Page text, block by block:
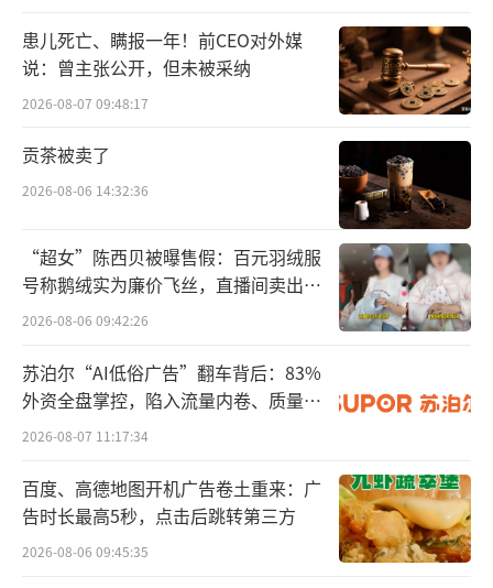
弗若斯特沙利文报告显示，按2022年普洱
茶产品产生的收入计算，普洱澜沧是中国第三
大普洱茶公司，市场占有率为2.4%，前两名分
4%的中茶。
并且，茶行业，特别是普洱茶的发展空间
巨大。
患儿死亡、瞒报一年！前CEO对外媒
说：曾主张公开，但未被采纳
2026-08-07 09:48:17
贡茶被卖了
2026-08-06 14:32:36
“超女”陈西贝被曝售假：百元羽绒服
号称鹅绒实为廉价飞丝，直播间卖出超
百万元
2026-08-06 09:42:26
苏泊尔“AI低俗广告”翻车背后：83%
外资全盘掌控，陷入流量内卷、质量频
发的负循环
2026-08-07 11:17:34
百度、高德地图开机广告卷土重来：广
告时长最高5秒，点击后跳转第三方
2026-08-06 09:45:35